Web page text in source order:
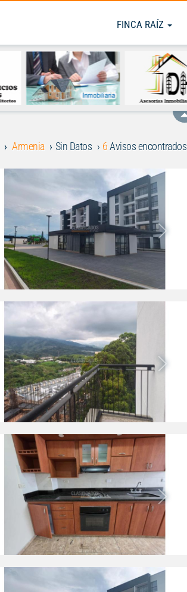
FINCA RAÍZ
Armenia Sin Datos 6Avisos encontrados